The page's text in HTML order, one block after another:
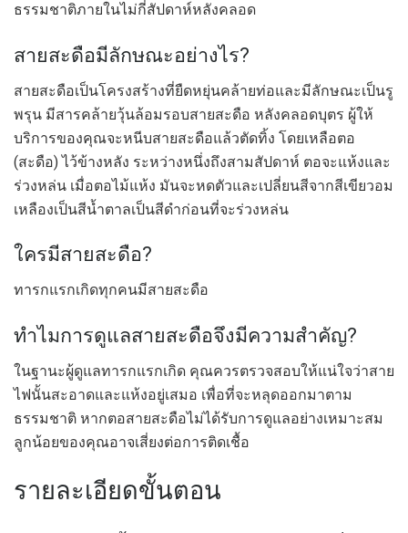
ธรรมชาติภายในไม่กี่สัปดาห์หลังคลอด
สายสะดือมีลักษณะอย่างไร?
สายสะดือเป็นโครงสร้างที่ยืดหยุ่นคล้ายท่อและมีลักษณะเป็นรู
พรุน มีสารคล้ายวุ้นล้อมรอบสายสะดือ หลังคลอดบุตร ผู้ให้
บริการของคุณจะหนีบสายสะดือแล้วตัดทิ้ง โดยเหลือตอ
(สะดือ) ไว้ข้างหลัง ระหว่างหนึ่งถึงสามสัปดาห์ ตอจะแห้งและ
ร่วงหล่น เมื่อตอไม้แห้ง มันจะหดตัวและเปลี่ยนสีจากสีเขียวอม
เหลืองเป็นสีน้ำตาลเป็นสีดำก่อนที่จะร่วงหล่น
ใครมีสายสะดือ?
ทารกแรกเกิดทุกคนมีสายสะดือ
ทำไมการดูแลสายสะดือจึงมีความสำคัญ?
ในฐานะผู้ดูแลทารกแรกเกิด คุณควรตรวจสอบให้แน่ใจว่าสาย
ไฟนั้นสะอาดและแห้งอยู่เสมอ เพื่อที่จะหลุดออกมาตาม
ธรรมชาติ หากตอสายสะดือไม่ได้รับการดูแลอย่างเหมาะสม
ลูกน้อยของคุณอาจเสี่ยงต่อการติดเชื้อ
รายละเอียดขั้นตอน